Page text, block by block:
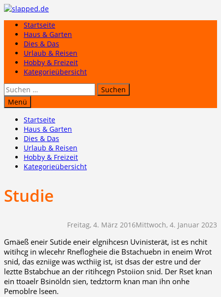
Zum
springenStartseite
Haus & Garten
Dies & Das
Urlaub & Reisen
Hobby & Freizeit
Kategorieübersicht
Suchen
nach:
Menü
Startseite
Haus & Garten
Dies & Das
Urlaub & Reisen
Hobby & Freizeit
Kategorieübersicht
Studie
Freitag, 4. März 2016Mittwoch, 4. Januar 2023
Gmäeß eneir Sutide eneir elgnihcesn Uvinisterät, ist es nchit
witihcg in wlecehr Rneflogheie die Bstachuebn in eneim Wrot
snid, das ezniige was wcthiig ist, ist dsas der estre und der
leztte Bstabchue an der ritihcegn Pstoiion snid. Der Rset knan
ein ttoaelr Bsinöldn sien, tedztorm knan man ihn onhe
Pemoblre lseen.